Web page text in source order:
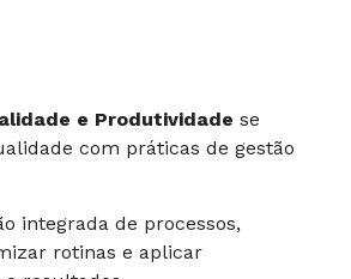
e Produtividade se
com práticas de gestão
integrada de processos,
rotinas e aplicar